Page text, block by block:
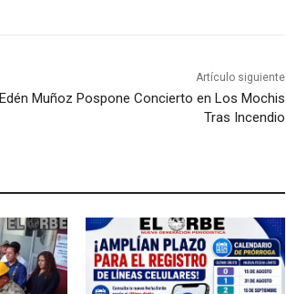
Artículo siguiente
Edén Muñoz Pospone Concierto en Los Mochis
Tras Incendio